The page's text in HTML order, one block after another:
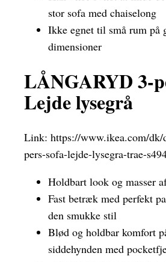
stor sofa med chaiselong
Ikke egnet til små rum på
dimensioner
LÅNGARYD 3-
Lejde lysegrå
Link: https://www.ikea.com/dk/
pers-sofa-lejde-lysegra-trae-
Holdbart look og masser
Fast betræk med perfekt
den smukke stil
Blød og holdbar komfort
siddehynden med